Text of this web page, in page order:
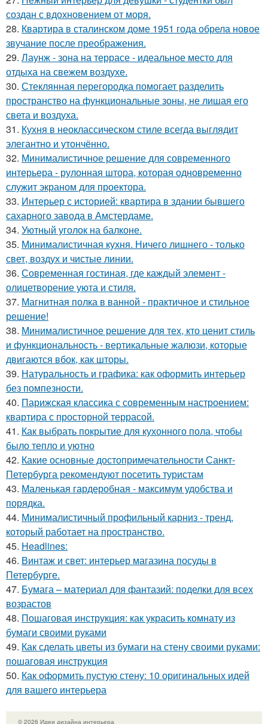
создан с вдохновением от моря.
28. Квартира в сталинском доме 1951 года обрела новое
звучание после преображения.
29. Лаунж - зона на террасе - идеальное место для
отдыха на свежем воздухе.
30. Стеклянная перегородка помогает разделить
пространство на функциональные зоны, не лишая его
света и воздуха.
31. Кухня в неоклассическом стиле всегда выглядит
элегантно и утончённо.
32. Минималистичное решение для современного
интерьера - рулонная штора, которая одновременно
служит экраном для проектора.
33. Интерьер с историей: квартира в здании бывшего
сахарного завода в Амстердаме.
34. Уютный уголок на балконе.
35. Минималистичная кухня. Ничего лишнего - только
свет, воздух и чистые линии.
36. Современная гостиная, где каждый элемент -
олицетворение уюта и стиля.
37. Магнитная полка в ванной - практичное и стильное
решение!
38. Минималистичное решение для тех, кто ценит стиль
и функциональность - вертикальные жалюзи, которые
двигаются вбок, как шторы.
39. Натуральность и графика: как оформить интерьер
без помпезности.
40. Парижская классика с современным настроением:
квартира с просторной террасой.
41. Как выбрать покрытие для кухонного пола, чтобы
было тепло и уютно
42. Какие основные достопримечательности Санкт-
Петербурга рекомендуют посетить туристам
43. Маленькая гардеробная - максимум удобства и
порядка.
44. Минималистичный профильный карниз - тренд,
который работает на пространство.
45. Headlines:
46. Винтаж и свет: интерьер магазина посуды в
Петербурге.
47. Бумага – материал для фантазий: поделки для всех
возрастов
48. Пошаговая инструкция: как украсить комнату из
бумаги своими руками
49. Как сделать цветы из бумаги на стену своими руками:
пошаговая инструкция
50. Как оформить пустую стену: 10 оригинальных идей
для вашего интерьера
© 2026 Идеи дизайна интерьера